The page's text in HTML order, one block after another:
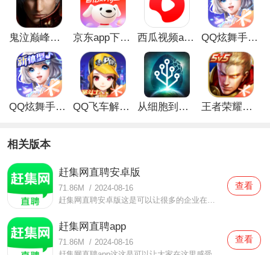
鬼泣巅峰之战最新破解版 京东app下载安装 西瓜视频app安卓版 QQ炫舞手游破解版
QQ炫舞手游解锁版 QQ飞车解锁版无限钻石最新版 从细胞到奇点手游 王者荣耀无限点券解锁版
相关版本
赶集网直聘安卓版
71.86M / 2024-08-16
赶集网直聘安卓版这是可以让很多的企业在这里招聘到非常优质的人才的手机软件，为大家带来很多的企业内容，给与大家非常好的内容感受，给大家很多选择。而且在这里还有各种的信息可以收看，获取到非常丰富人才信息，大家可以选出最适合自己的人才，当然了应聘者也是一样的
查看
赶集网直聘app
71.86M / 2024-08-16
查看